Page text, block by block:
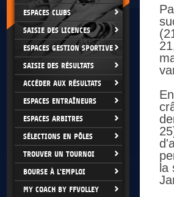
ESPACES CLUBS
SAISIE DES LICENCES
ESPACES GESTION SPORTIVE
SAISIE DES RÉSULTATS
ACCÉDER AUX RÉSULTATS
ESPACES ENTRAÎNEURS
ESPACES ARBITRES
SÉLECTIONS EN PÔLES
TROUVER UN TOURNOI
BOURSE À L'EMPLOI
MY COACH BY FFVOLLEY
la